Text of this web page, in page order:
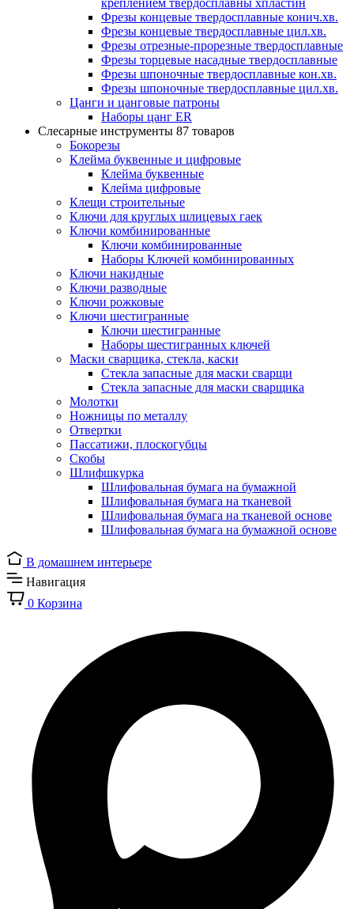
креплением твердосплавны хпластин
Фрезы концевые твердосплавные конич.хв.
Фрезы концевые твердосплавные цил.хв.
Фрезы отрезные-прорезные твердосплавные
Фрезы торцевые насадные твердосплавные
Фрезы шпоночные твердосплавные кон.хв.
Фрезы шпоночные твердосплавные цил.хв.
Цанги и цанговые патроны
Наборы цанг ER
Слесарные инструменты 87 товаров
Бокорезы
Клейма буквенные и цифровые
Клейма буквенные
Клейма цифровые
Клещи строительные
Ключи для круглых шлицевых гаек
Ключи комбинированные
Ключи комбинированные
Наборы Ключей комбинированных
Ключи накидные
Ключи разводные
Ключи рожковые
Ключи шестигранные
Ключи шестигранные
Наборы шестигранных ключей
Маски сварщика, стекла, каски
Стекла запасные для маски сварщи
Стекла запасные для маски сварщика
Молотки
Ножницы по металлу
Отвертки
Пассатижи, плоскогубцы
Скобы
Шлифшкурка
Шлифовальная бумага на бумажной
Шлифовальная бумага на тканевой
Шлифовальная бумага на тканевой основе
Шлифовальная бумага на бумажной основе
В домашнем интерьере
Навигация
0 Корзина